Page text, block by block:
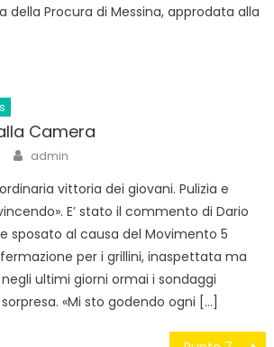
della Procura di Messina, approdata alla
Camera
Author
admin
vittoria dei giovani. Pulizia e
E’ stato il commento di Dario
sposato al causa del Movimento 5
per i grillini, inaspettata ma
ultimi giorni ormai i sondaggi
«Mi sto godendo ogni […]